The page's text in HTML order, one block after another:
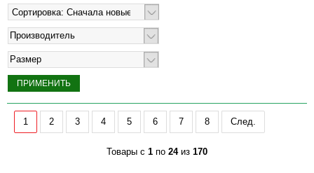
Производитель
Размер
1 2 3 4 5 6 7 8 След.
Товары с 1 по 24из 170